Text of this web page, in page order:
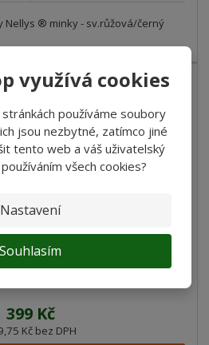
využívá cookies
používáme soubory
jsou nezbytné, zatímco jiné
tento web a váš uživatelský
všech cookies?
Nastavení
Souhlasím
Nellys ® minky - sv.růžová/černý
399 Kč
Kč bez DPH